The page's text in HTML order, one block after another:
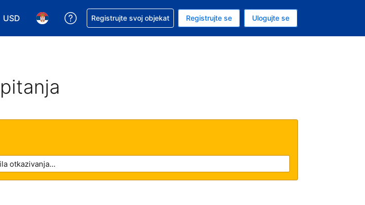
USD
Izaberite valutu. Vaša trenutna valuta je američki dolar
Izaberite jezik. Vaš trenutni jezik je Srpskom
Zatražite pomoć u vezi sa rezervacijom
Registrujte svoj objekat Registrujte se Ulogujte se